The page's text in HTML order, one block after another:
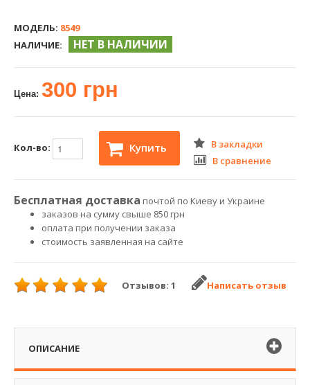
МОДЕЛЬ: 8549
НАЛИЧИЕ:
НЕТ В НАЛИЧИИ
Цена: 300 грн
Кол-во: Купить
В закладки
В сравнение
Бесплатная доставка почтой по Киеву и Украине
заказов на сумму свыше 850 грн
оплата при получении заказа
стоимость заявленная на сайте
Отзывов: 1 Написать отзыв
ОПИСАНИЕ